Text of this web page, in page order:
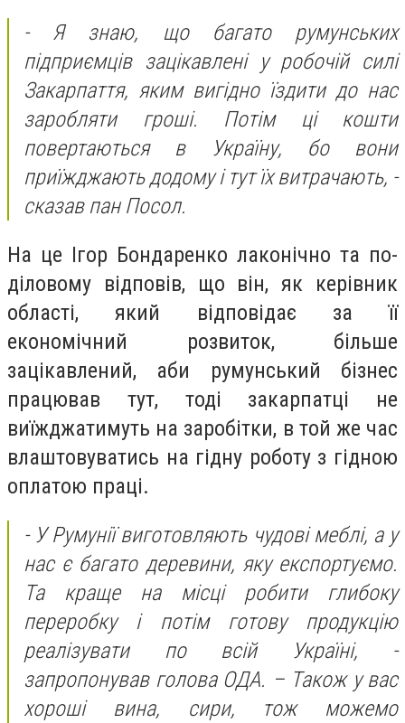
- Я знаю, що багато румунських
підприємців зацікавлені у робочій силі
Закарпаття, яким вигідно їздити до нас
заробляти гроші. Потім ці кошти
повертаються в Україну, бо вони
приїжджають додому і тут їх витрачають, -
сказав пан Посол.
На це Ігор Бондаренко лаконічно та по-
діловому відповів, що він, як керівник
області, який відповідає за її
економічний розвиток, більше
зацікавлений, аби румунський бізнес
працював тут, тоді закарпатці не
виїжджатимуть на заробітки, в той же час
влаштовуватись на гідну роботу з гідною
оплатою праці.
- У Румунії виготовляють чудові меблі, а у
нас є багато деревини, яку експортуємо.
Та краще на місці робити глибоку
переробку і потім готову продукцію
реалізувати по всій Україні, -
запропонував голова ОДА. – Також у вас
хороші вина, сири, тож можемо